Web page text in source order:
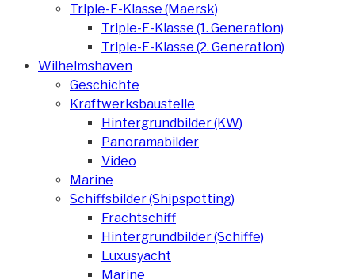
Triple-E-Klasse (Maersk)
Triple-E-Klasse (1. Generation)
Triple-E-Klasse (2. Generation)
Wilhelmshaven
Geschichte
Kraftwerksbaustelle
Hintergrundbilder (KW)
Panoramabilder
Video
Marine
Schiffsbilder (Shipspotting)
Frachtschiff
Hintergrundbilder (Schiffe)
Luxusyacht
Marine